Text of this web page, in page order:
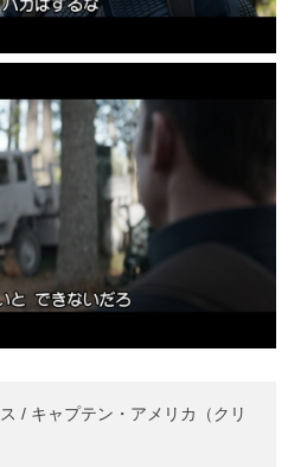
/ キャプテン・アメリカ（クリ